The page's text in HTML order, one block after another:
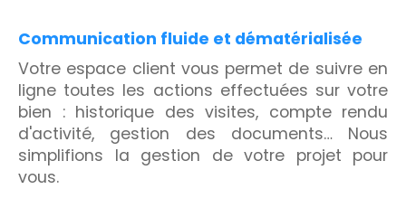
Communication fluide et dématérialisée
Votre espace client vous permet de suivre en
ligne toutes les actions effectuées sur votre
bien : historique des visites, compte rendu
d'activité, gestion des documents… Nous
simplifions la gestion de votre projet pour
vous.